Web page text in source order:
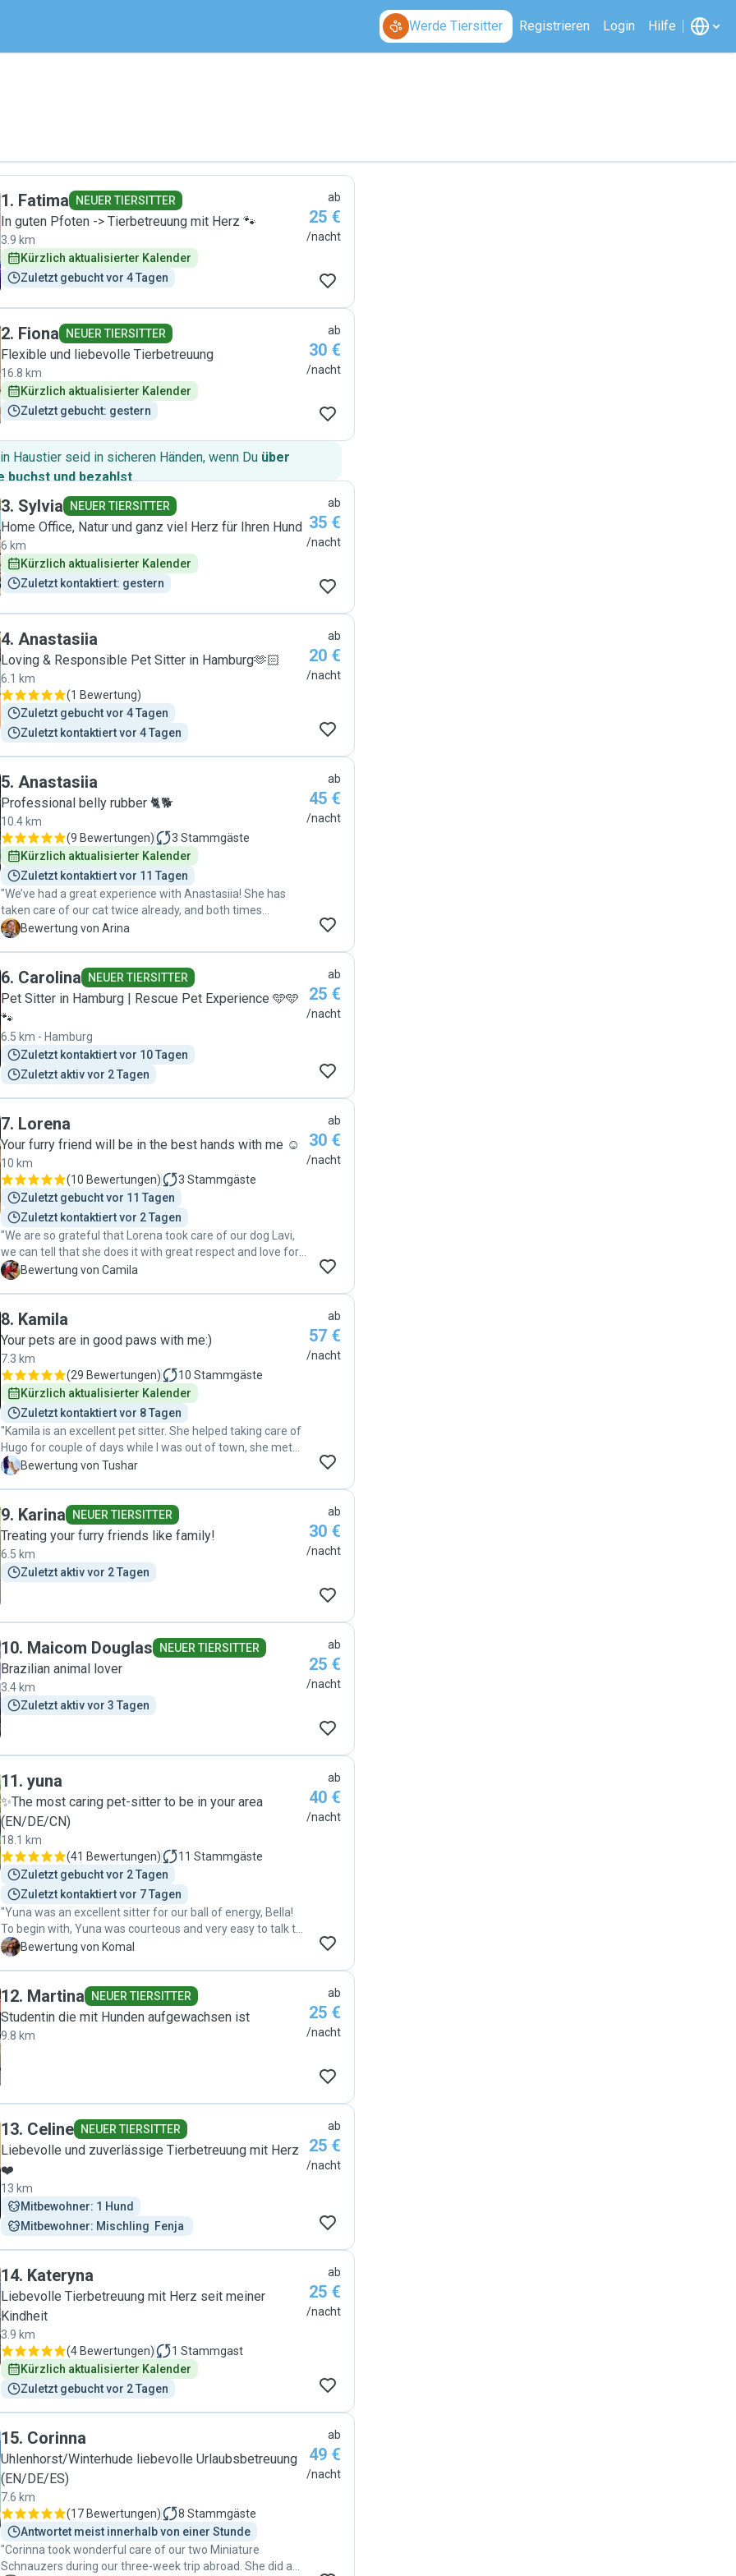
Werde Tiersitter Registrieren Login Hilfe
1. Fatima NEUER TIERSITTER
In guten Pfoten -> Tierbetreuung mit Herz 🐾
3.9 km
Kürzlich aktualisierter Kalender
Zuletzt gebucht vor 4 Tagen
ab
25 €
/nacht
2. Fiona NEUER TIERSITTER
Flexible und liebevolle Tierbetreuung
16.8 km
Kürzlich aktualisierter Kalender
Zuletzt gebucht: gestern
ab
30 €
/nacht
Haustier seid in sicheren Händen, wenn Du über
buchst und bezahlst.
3. Sylvia NEUER TIERSITTER
Home Office, Natur und ganz viel Herz für Ihren Hund
6 km
Kürzlich aktualisierter Kalender
Zuletzt kontaktiert: gestern
ab
35 €
/nacht
4. Anastasiia
Loving & Responsible Pet Sitter in Hamburg🫶🏻
6.1 km
(1 Bewertung)
Zuletzt gebucht vor 4 Tagen
Zuletzt kontaktiert vor 4 Tagen
ab
20 €
/nacht
5. Anastasiia
Professional belly rubber 🐈🐕
10.4 km
(9 Bewertungen) 3 Stammgäste
Kürzlich aktualisierter Kalender
Zuletzt kontaktiert vor 11 Tagen
"We’ve had a great experience with Anastasiia! She has
taken care of our cat twice already, and both times
everything went perfectly. Anastasiia is very responsive,
and would be happy to trust her with our cat again in the
future🙂"
A Bewertung von Arina
ab
45 €
/nacht
6. Carolina NEUER TIERSITTER
Pet Sitter in Hamburg | Rescue Pet Experience 🩵🩵
🐾
6.5 km - Hamburg
Zuletzt kontaktiert vor 10 Tagen
Zuletzt aktiv vor 2 Tagen
ab
25 €
/nacht
7. Lorena
Your furry friend will be in the best hands with me ☺️
10 km
(10 Bewertungen) 3 Stammgäste
Zuletzt gebucht vor 11 Tagen
Zuletzt kontaktiert vor 2 Tagen
"We are so grateful that Lorena took care of our dog Lavi,
we can tell that she does it with great respect and love for
dogs, and we always felt completely safe with her. She
someone, she’s the one! Plus the plants at our place were
in better shape than when we left!"
C Bewertung von Camila
ab
30 €
/nacht
8. Kamila
Your pets are in good paws with me:)
7.3 km
(29 Bewertungen) 10 Stammgäste
Kürzlich aktualisierter Kalender
Zuletzt kontaktiert vor 8 Tagen
"Kamila is an excellent pet sitter. She helped taking care of
Hugo for couple of days while I was out of town, she met
and got to know Hugo already before the booking dates,
have any stress leaving him at home with her. Highly
recommended! "
T Bewertung von Tushar
ab
57 €
/nacht
9. Karina NEUER TIERSITTER
Treating your furry friends like family!
6.5 km
Zuletzt aktiv vor 2 Tagen
ab
30 €
/nacht
10. Maicom Douglas NEUER TIERSITTER
Brazilian animal lover
3.4 km
Zuletzt aktiv vor 3 Tagen
ab
25 €
/nacht
11. yuna
✨The most caring pet-sitter to be in your area
(EN/DE/CN)
18.1 km
(41 Bewertungen) 11 Stammgäste
Zuletzt gebucht vor 2 Tagen
Zuletzt kontaktiert vor 7 Tagen
"Yuna was an excellent sitter for our ball of energy, Bella!
To begin with, Yuna was courteous and very easy to talk to,
which made it very easy to set up the pre-sit meeting and
nice to Bella and filled her day with games, pets, and taking
her for long walks. Constant communication was
important to us too and we were happy to receive so many
pictures and videos during the sitting which proved Bella
K Bewertung von Komal
ab
40 €
/nacht
12. Martina NEUER TIERSITTER
Studentin die mit Hunden aufgewachsen ist
9.8 km
ab
25 €
/nacht
13. Celine NEUER TIERSITTER
Liebevolle und zuverlässige Tierbetreuung mit Herz
❤️
13 km
Mitbewohner: 1 Hund
Mitbewohner: Mischling  Fenja
ab
25 €
/nacht
14. Kateryna
Liebevolle Tierbetreuung mit Herz seit meiner
Kindheit
3.9 km
(4 Bewertungen) 1 Stammgast
Kürzlich aktualisierter Kalender
Zuletzt gebucht vor 2 Tagen
ab
25 €
/nacht
15. Corinna
Uhlenhorst/Winterhude liebevolle Urlaubsbetreuung
(EN/DE/ES)
7.6 km
(17 Bewertungen) 8 Stammgäste
Antwortet meist innerhalb von einer Stunde
"Corinna took wonderful care of our two Miniature
Schnauzers during our three-week trip abroad. She did a
ab
49 €
/nacht